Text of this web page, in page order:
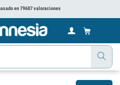
en 79687 valoraciones